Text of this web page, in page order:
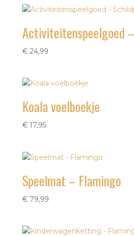
Activiteitenspeelgoed
€24,99
Koala voelboekje
€17,95
Speelmat – Flamingo
€79,99